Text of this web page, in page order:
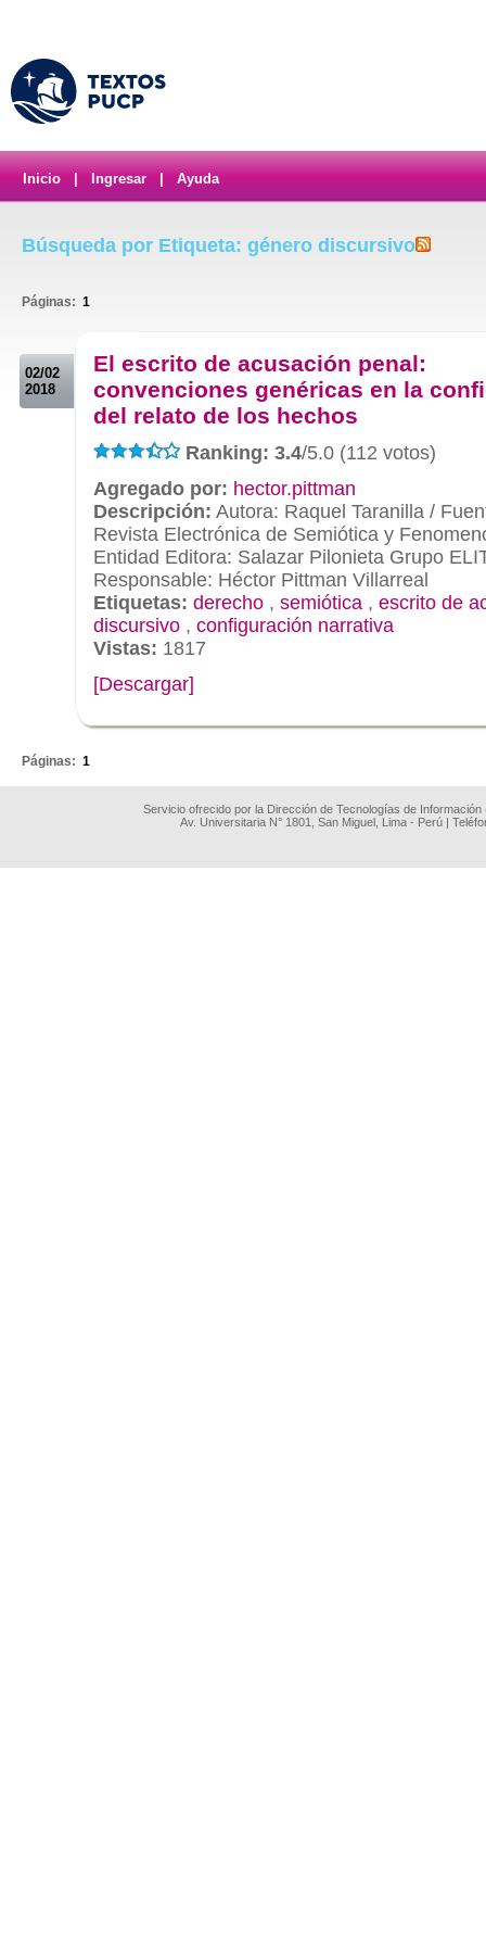
Inicio Ingresar Ayuda
Búsqueda por Etiqueta: género discursivo
Páginas: 1
02/02
2018
El escrito de acusación penal:
convenciones genéricas en la
del relato de los hechos
Ranking: 3.4/5.0 (112 votos)
Agregado por: hector.pittman
Descripción: Autora: Raquel Taranilla /
Revista Electrónica de Semiótica y
Entidad Editora: Salazar Pilonieta Grupo
Responsable: Héctor Pittman Villarreal
Etiquetas: derecho , semiótica , escrito de
discursivo , configuración narrativa
Vistas: 1817
[Descargar]
Páginas: 1
Servicio ofrecido por la Dirección de Tecnologías de
Av. Universitaria N° 1801, San Miguel, Lima - Perú |